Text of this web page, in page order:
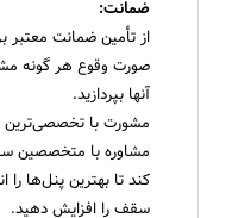
ضمانت:​​​​​​​
از تأمین ضمانت معتبر
صورت وقوع هر گونه
آنها بپردازید.
مشورت با تخصصی‌ترین
مشاوره با متخصصین
کند تا بهترین پنل‌ها را
سقف را افزایش دهید.